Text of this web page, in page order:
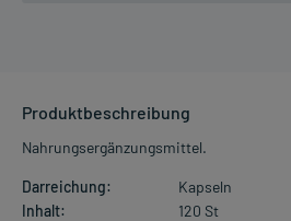
Produktbeschreibung
Nahrungsergänzungsmittel.
Darreichung:
Kapseln
Inhalt:
120 St